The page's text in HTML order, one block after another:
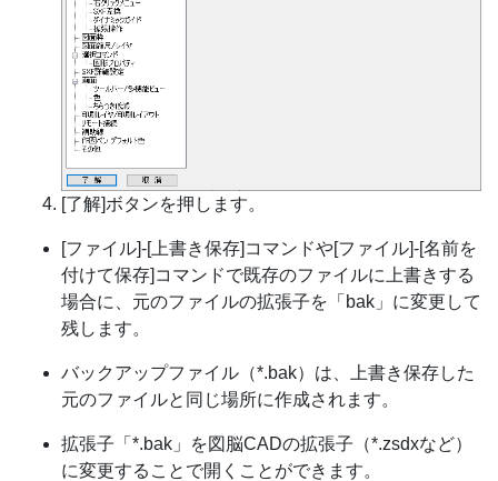
[了解]ボタンを押します。
[ファイル]-[上書き保存]コマンドや[ファイル]-[名前を
付けて保存]コマンドで既存のファイルに上書きする
場合に、元のファイルの拡張子を「bak」に変更して
残します。
バックアップファイル（*.bak）は、上書き保存した
元のファイルと同じ場所に作成されます。
拡張子「*.bak」を図脳CADの拡張子（*.zsdxなど）
に変更することで開くことができます。